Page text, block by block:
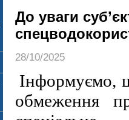
До уваги
28/10/2025
Інформуємо,
обмеження